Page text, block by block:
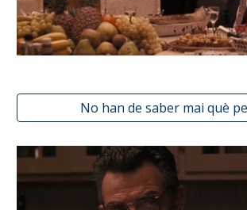
No han de saber mai què